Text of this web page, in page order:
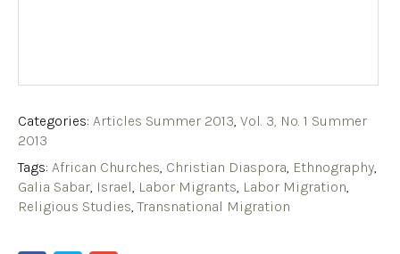
Categories: Articles Summer 2013, Vol. 3, No. 1 Summer
2013
Tags: African Churches, Christian Diaspora, Ethnography,
Galia Sabar, Israel, Labor Migrants, Labor Migration,
Religious Studies,Transnational Migration